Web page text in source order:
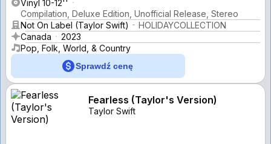
Vinyl 10-12''
Compilation, Deluxe Edition, Unofficial Release, Stereo
Not On Label (Taylor Swift)
HOLIDAYCOLLECTION
Canada
2023
Pop, Folk, World, & Country
Sprawdź cenę
Fearless (Taylor's Version)
Taylor Swift